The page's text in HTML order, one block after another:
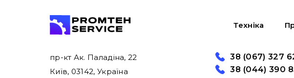
Техніка
пр-кт Ак. Паладіна, 22
Київ, 03142, Україна
38 (067) 327
38 (044) 390